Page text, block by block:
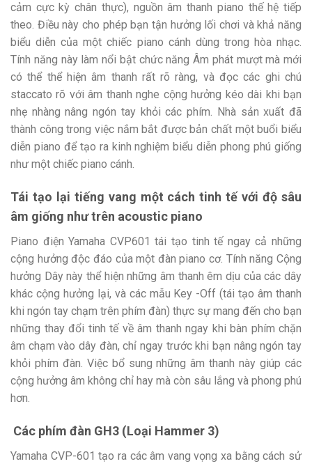
cảm cực kỳ chân thực), nguồn âm thanh piano thế hệ tiếp
theo. Điều này cho phép bạn tận hưởng lối chơi và khả năng
biểu diễn của một chiếc piano cánh dùng trong hòa nhạc.
Tính năng này làm nổi bật chức năng Âm phát mượt mà mới
có thể thể hiện âm thanh rất rõ ràng, và đọc các ghi chú
staccato rõ với âm thanh nghe cộng hưởng kéo dài khi bạn
nhẹ nhàng nâng ngón tay khỏi các phím. Nhà sản xuất đã
thành công trong việc nắm bắt được bản chất một buổi biểu
diễn piano để tạo ra kinh nghiệm biểu diễn phong phú giống
như một chiếc piano cánh.
Tái tạo lại tiếng vang một cách tinh tế với độ sâu
âm giống như trên acoustic piano
Piano điện Yamaha CVP601 tái tạo tinh tế ngay cả những
cộng hưởng độc đáo của một đàn piano cơ. Tính năng Cộng
hưởng Dây này thể hiện những âm thanh êm dịu của các dây
khác cộng hưởng lại, và các mẫu Key -Off (tái tạo âm thanh
khi ngón tay chạm trên phím đàn) thực sự mang đến cho bạn
những thay đổi tinh tế về âm thanh ngay khi bàn phím chặn
âm chạm vào dây đàn, chỉ ngay trước khi bạn nâng ngón tay
khỏi phím đàn. Việc bổ sung những âm thanh này giúp các
cộng hưởng âm không chỉ hay mà còn sâu lắng và phong phú
hơn.
Các phím đàn GH3 (Loại Hammer 3)
Yamaha CVP-601 tạo ra các âm vang vọng xa bằng cách sử